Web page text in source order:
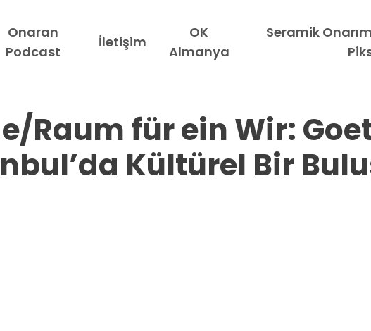
Onaran
Podcast
İletişim
OK
Almanya
Seramik
Raum für ein Wir:
Kültürel Bir